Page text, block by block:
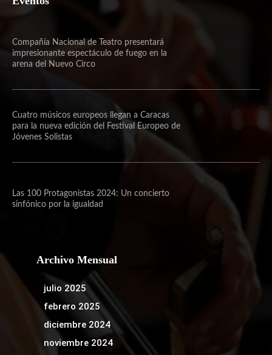
Compañía Nacional de Teatro presentará
impresionante espectáculo de fuego en la
arena del Nuevo Circo
Cuatro músicos europeos llegan a Caracas
para la nueva edición del Festival Europeo de
Jóvenes Solistas
Las 100 Protagonistas 2024: Un concierto
sinfónico por la igualdad
Archivo Mensual
julio 2025
febrero 2025
diciembre 2024
noviembre 2024